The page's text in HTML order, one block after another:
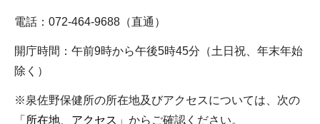
電話：072-464-9688（直通）
開庁時間：午前9時から午後5時45分（土日祝、年末年始
除く）
※泉佐野保健所の所在地及びアクセスについては、次の
「 所在地、アクセス 」からご確認ください。